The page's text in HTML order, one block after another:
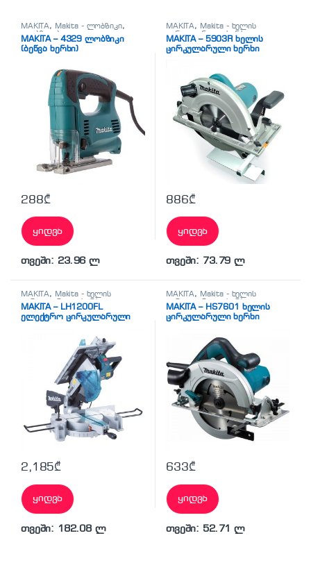
MAKITA, Makita - ლობზიკი,
ლობზიკები
MAKITA – 4329 ლობზიკი
(ბეწვა ხერხი)
288₾
ყიდვა
თვეში: 23.96 ლ
MAKITA, Makita - ხელის
ცირკულარული ხერხი
სხვადასხვა
MAKITA – 5903R ხელის
ცირკულარული ხერხი
886₾
ყიდვა
თვეში: 73.79 ლ
MAKITA, Makita - ხელის
ცირკულარული ხერხი
სხვადასხვა
MAKITA – LH1200FL
ელექტრო ცირკულარული
2,185₾
ყიდვა
თვეში: 182.08 ლ
MAKITA, Makita - ხელის
ცირკულარული ხერხი
სხვადასხვა
MAKITA – HS7601 ხელის
ცირკულარული ხერხი
633₾
ყიდვა
თვეში: 52.71 ლ